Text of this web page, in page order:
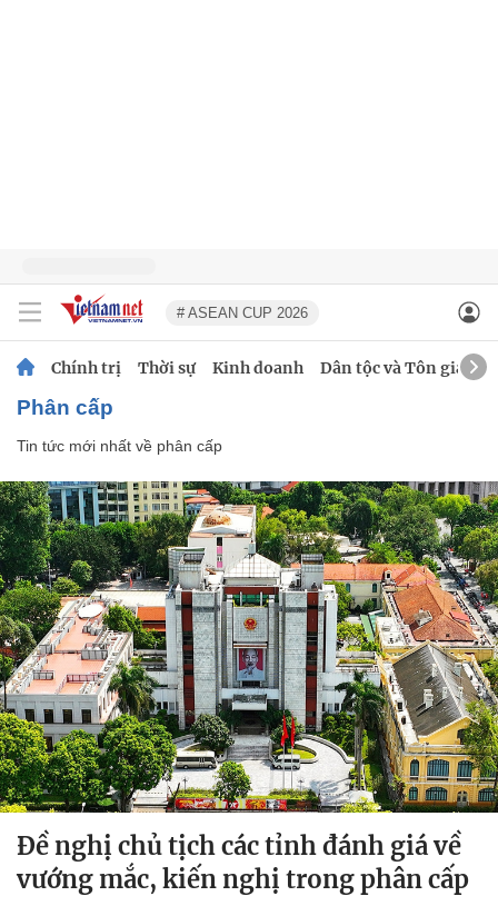
# ASEAN CUP 2026
Chính trị Thời sự Kinh doanh Dân tộc và Tôn giáo
phân cấp
Tin tức mới nhất về phân cấp
Đề nghị chủ tịch các tỉnh đánh giá về
vướng mắc, kiến nghị trong phân cấp